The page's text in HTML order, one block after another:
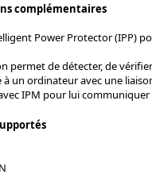
complémentaires
Power Protector (IPP)
permet de détecter, de
un ordinateur avec une
IPM pour lui